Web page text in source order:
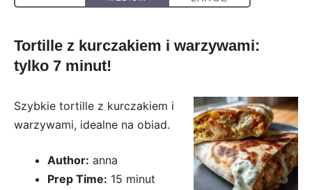
Tortille z kurczakiem i warzywami:
tylko 7 minut!
Szybkie tortille z kurczakiem i
warzywami, idealne na obiad.
Author: anna
Prep Time: 15 minut